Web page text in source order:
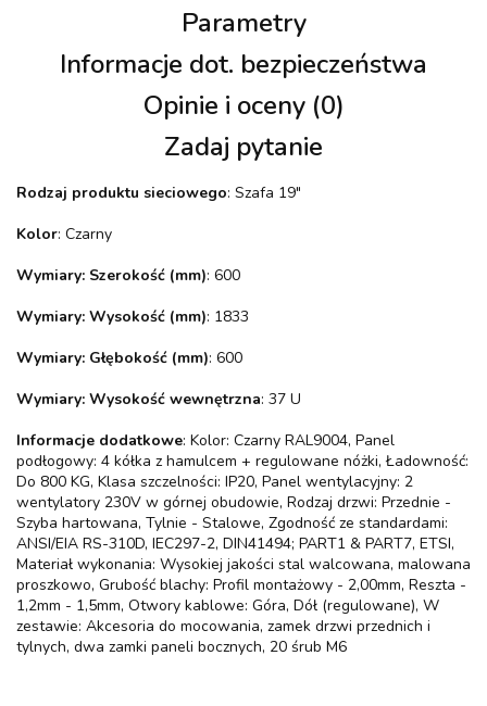
Parametry
Informacje dot. bezpieczeństwa
Opinie i oceny (0)
Zadaj pytanie
Rodzaj produktu sieciowego: Szafa 19"
Kolor: Czarny
Wymiary: Szerokość (mm): 600
Wymiary: Wysokość (mm): 1833
Wymiary: Głębokość (mm): 600
Wymiary: Wysokość wewnętrzna: 37 U
Informacje dodatkowe: Kolor: Czarny RAL9004, Panel
podłogowy: 4 kółka z hamulcem + regulowane nóżki, Ładowność:
Do 800 KG, Klasa szczelności: IP20, Panel wentylacyjny: 2
wentylatory 230V w górnej obudowie, Rodzaj drzwi: Przednie -
Szyba hartowana, Tylnie - Stalowe, Zgodność ze standardami:
ANSI/EIA RS-310D, IEC297-2, DIN41494; PART1 & PART7, ETSI,
Materiał wykonania: Wysokiej jakości stal walcowana, malowana
proszkowo, Grubość blachy: Profil montażowy - 2,00mm, Reszta -
1,2mm - 1,5mm, Otwory kablowe: Góra, Dół (regulowane), W
zestawie: Akcesoria do mocowania, zamek drzwi przednich i
tylnych, dwa zamki paneli bocznych, 20 śrub M6